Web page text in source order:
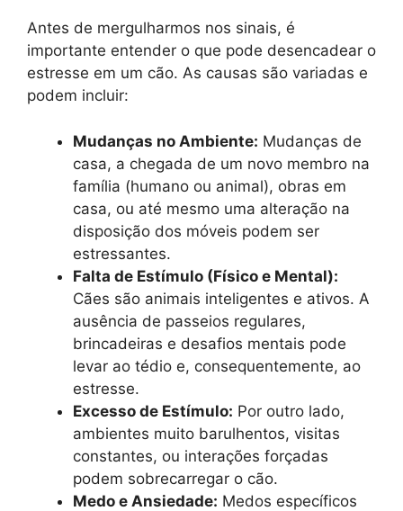
Antes de mergulharmos nos sinais, é
importante entender o que pode desencadear o
estresse em um cão. As causas são variadas e
podem incluir:
Mudanças no Ambiente: Mudanças de
casa, a chegada de um novo membro na
família (humano ou animal), obras em
casa, ou até mesmo uma alteração na
disposição dos móveis podem ser
estressantes.
Falta de Estímulo (Físico e Mental):
Cães são animais inteligentes e ativos. A
ausência de passeios regulares,
brincadeiras e desafios mentais pode
levar ao tédio e, consequentemente, ao
estresse.
Excesso de Estímulo: Por outro lado,
ambientes muito barulhentos, visitas
constantes, ou interações forçadas
podem sobrecarregar o cão.
Medo e Ansiedade: Medos específicos